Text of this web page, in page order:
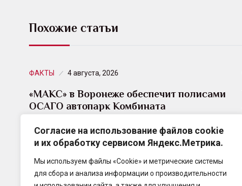
Согласие на использование файлов cookie
и их обработку сервисом Яндекс.Метрика.
Мы используем файлы «Cookie» и метрические системы
для сбора и анализа информации о производительности
Похожие статьи
ФАКТЫ 4 августа, 2026
«МАКС» в Воронеже обеспечит полисами
ОСАГО автопарк Комбината
благоустройства…
СК «МАКС» одержала победу в тендере на право
оказания услуг обязательного страхования
гражданской ответственности владельцев